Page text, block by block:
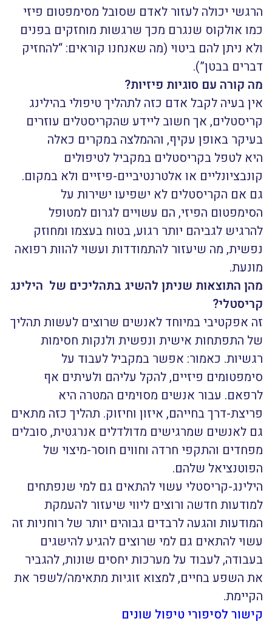
הרגשי יכולה לעזור לאדם שסובל מסימפטום פיזי
כמו אולקוס שנגרם מכך שרגשות מוחזקים בפנים
ולא ניתן להם ביטוי (מה שאנחנו קוראים: “להחזיק
דברים בבטן”).
מה קורה עם סוגיות פיזיות?
אין בעיה לקבל אדם כזה לתהליך טיפולי בהילינג
קריסטלים, אך חשוב ליידע שהקריסטלים עוזרים
בעיקר באופן עקיף, וההמלצה במקרים כאלה
היא לטפל בקריסטלים במקביל לטיפולים
קונבציונליים או אלטרנטיביים-פיזיים ולא במקום.
גם אם הקריסטלים לא ישפיעו ישירות על
הסימפטום הפיזי, הם עשויים לגרום למטופל
להרגיש לגביהם יותר רגוע, בטוח בעצמו ומחוזק
נפשית, מה שיעזור להתמודדות ועשוי להוות רפואה
מונעת.
מהן התוצאות שניתן להשיג בתהליכים של הילינג
קריסטלי?
זה אפקטיבי במיוחד לאנשים שרוצים לעשות תהליך
של התפתחות אישית ונפשית ולנקות חסימות
רגשיות. כאמור: אפשר במקביל לעבוד על
סימפטומים פיזיים, להקל עליהם ולעיתים אף
לרפאם. עבור אנשים מסוימים המטרה היא
פריצת-דרך בחייהם, איזון וחיזוק. תהליך כזה מתאים
גם לאנשים שמרגישים מדולדלים אנרגטית, סובלים
מפחדים והתקפי חרדה וחווים חוסר-מיצוי של
הפוטנציאל שלהם.
הילינג-קריסטלי עשוי להתאים גם למי שנפתחים
למודעות חדשה ורוצים ליווי שיעזור להעמקת
המודעות והגעה לרבדים גבוהים יותר של רוחניות זה
עשוי להתאים גם למי שרוצים להגיע להישגים
בעבודה, לעבוד על מערכות יחסים שונות, להגביר
את השפע בחיים, למצוא זוגיות מתאימה/לשפר את
הקיימת.
קישור לסיפורי טיפול שונים